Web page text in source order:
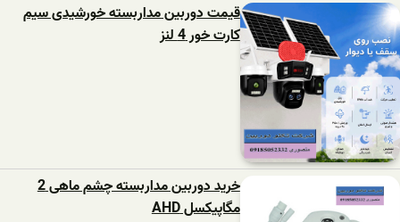
قیمت دوربین مداربسته خورشیدی سیم
کارت خور 4 لنز
خرید دوربین مداربسته چشم ماهی 2
مگاپیکسل AHD